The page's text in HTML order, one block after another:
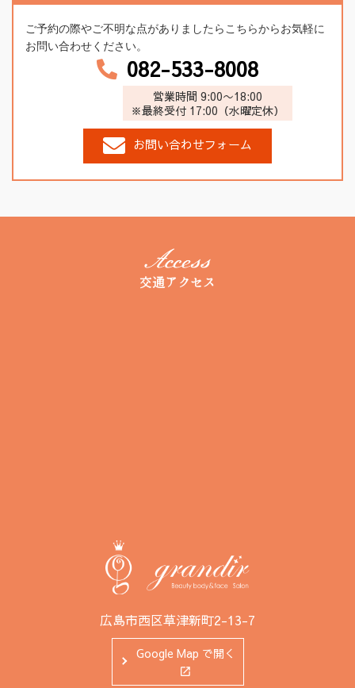
ご予約の際やご不明な点がありましたらこちらからお気軽に
お問い合わせください。
082-533-8008
営業時間 9:00〜18:00
※最終受付 17:00（水曜定休）
お問い合わせフォーム
交通アクセス
広島市西区草津新町2-13-7
Google Map で開く